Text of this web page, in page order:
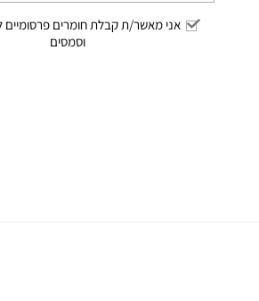
אני מאשר/ת קבלת חומרים פרסומיים
וסמסים